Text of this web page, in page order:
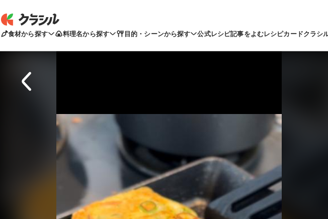
食材から探す 料理名から探す 目的・シーンから探す 公式レシピ記事をよむレシピカードクラシ